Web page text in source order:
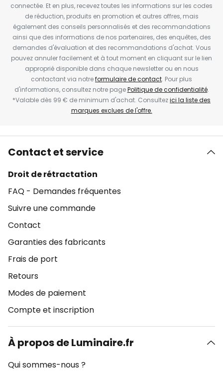
connectée. Et en plus, recevez toutes les informations sur les codes
de réduction, produits en promotion et autres offres, mais
également des conseils personnalisés et des recommandations
ainsi que des informations de nos partenaires, des enquêtes, des
demandes d'évaluation et des recommandations d'achat. Vous
pouvez annuler facilement et à tout moment en cliquant sur le lien
approprié disponible dans chaque newsletter ou en nous
contactant via notreformulaire de contact. Pour plus
d'informations, consultez notre pagePolitique de confidentialité.
*Valable dès 99 € de minimum d'achat. Consultezici la liste des
marques exclues de l'offre.
Contact et service
Droit de rétractation
FAQ - Demandes fréquentes
Suivre une commande
Contact
Garanties des fabricants
Frais de port
Retours
Modes de paiement
Compte et inscription
À propos de Luminaire.fr
Qui sommes-nous ?